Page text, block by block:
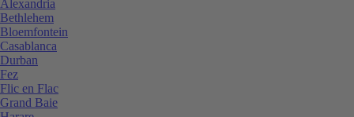
Alexandria
Bethlehem
Bloemfontein
Casablanca
Durban
Fez
Flic en Flac
Grand Baie